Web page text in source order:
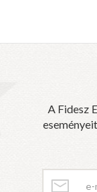
A Fidesz